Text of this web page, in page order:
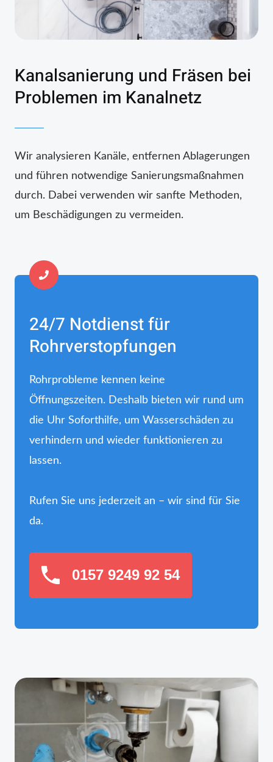
Kanalsanierung und Fräsen bei
Problemen im Kanalnetz
Wir analysieren Kanäle, entfernen Ablagerungen
und führen notwendige Sanierungsmaßnahmen
durch. Dabei verwenden wir sanfte Methoden,
um Beschädigungen zu vermeiden.
24/7 Notdienst für
Rohrverstopfungen
Rohrprobleme kennen keine
Öffnungszeiten. Deshalb bieten wir rund um
die Uhr Soforthilfe, um Wasserschäden zu
verhindern und wieder funktionieren zu
lassen.
Rufen Sie uns jederzeit an – wir sind für Sie
da.
0157 9249 92 54